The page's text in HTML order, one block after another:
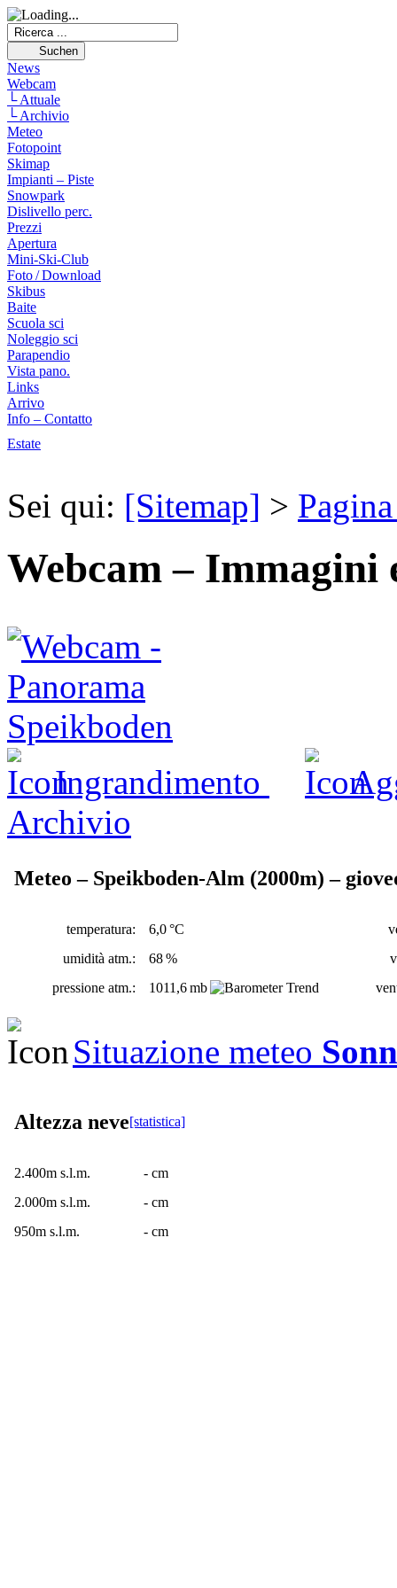
News
Webcam
└ Attuale
└ Archivio
Meteo
Fotopoint
Skimap
Impianti – Piste
Snowpark
Dislivello perc.
Prezzi
Apertura
Mini-Ski-Club
Foto / Download
Skibus
Baite
Scuola sci
Noleggio sci
Parapendio
Vista pano.
Links
Arrivo
Info – Contatto
Estate
Sei qui: [Sitemap] >
Webcam – Immagini
Ingrandimento
Archivio
Meteo – Speikboden-Alm (2000m) –
temperatura: 6,0 °C
umidità atm.:
68 %
pressione atm.:
1011,6 mb
Situazione meteo
Altezza neve[statistica]
2.400m s.l.m.
- cm
2.000m s.l.m.
- cm
950m s.l.m.
- cm